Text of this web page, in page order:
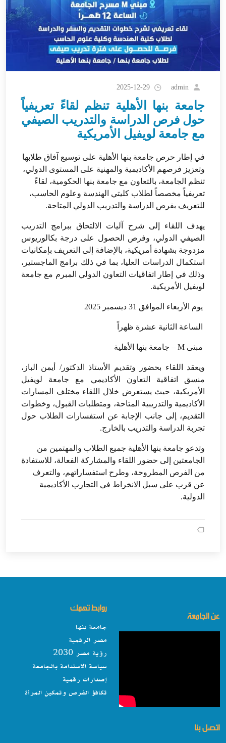
admin
2025-12-29
جامعة بنها الأهلية تنظم لقاءً تعريفياً
حول فرص الدراسة والتدريب الصيفي
مع جامعة لويفيل الأمريكية
في إطار حرص جامعة بنها الأهلية على توسيع آفاق طلابها
وتعزيز فرصهم الأكاديمية والمهنية على المستوى الدولي،
تنظم الجامعة، بالتعاون مع جامعة بنها الحكومية، لقاءً
تعريفياً مخصصاً لطلاب كليتي الهندسة وعلوم الحاسب،
للتعريف بفرص الدراسة والتدريب الدولي المتاحة.
يهدف اللقاء إلى شرح آليات الالتحاق ببرامج التدريب
الصيفي الدولي، وفرص الحصول على درجة بكالوريوس
مزدوجة بشهادة أمريكية، بالإضافة إلى التعريف بإمكانيات
استكمال الدراسات العليا، بما في ذلك برامج الماجستير،
وذلك في إطار اتفاقيات التعاون الدولي المبرم مع جامعة
لويفيل الأمريكية.
يوم الأربعاء الموافق 31 ديسمبر 2025
الساعة الثانية عشرة ظهراً
مبنى M – جامعة بنها الأهلية
ويعقد اللقاء بحضور وتقديم الأستاذ الدكتور/ أيمن الباز،
منسق اتفاقية التعاون الأكاديمي مع جامعة لويفيل
الأمريكية، حيث يستعرض خلال اللقاء مختلف المسارات
الأكاديمية والتدريبية المتاحة، ومتطلبات القبول، وخطوات
التقديم، إلى جانب الإجابة عن استفسارات الطلاب حول
تجربة الدراسة والتدريب بالخارج.
وتدعو جامعة بنها الأهلية جميع الطلاب والمهتمين من
الجامعتين إلى حضور اللقاء والمشاركة الفعالة، للاستفادة
من الفرص المطروحة، وطرح استفساراتهم، والتعرف
عن قرب على سبل الانخراط في التجارب الأكاديمية
الدولية.
عن الجامعة
روابط تهمك
جامعة بنها
مصر الرقمية
رؤية مصر 2030
سياسة الاستدامة بالجامعة
إصدارات رقمية
تكافؤ الفرص وتمكين المرأة
اتصل بنا